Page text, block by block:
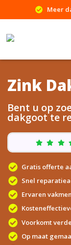
Meer
Zink
Bent u op
dakgoot te
Gratis offerte
Snel
Ervaren
Voorkomt
Op maat